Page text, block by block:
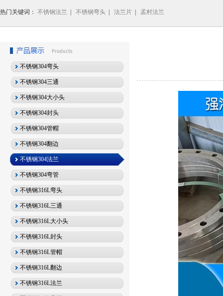
热门关键词： 不锈钢法兰 不锈钢弯头 法兰片 孟村法兰
不锈钢304弯头
不锈钢304三通
不锈钢304大小头
不锈钢304封头
不锈钢304管帽
不锈钢304翻边
不锈钢304法兰
不锈钢304弯管
不锈钢316L弯头
不锈钢316L三通
不锈钢316L大小头
不锈钢316L封头
不锈钢316L管帽
不锈钢316L翻边
不锈钢316L法兰